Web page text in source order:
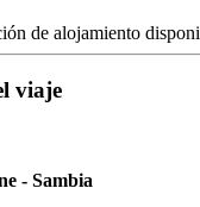
de alojamiento
viaje
- Sambia